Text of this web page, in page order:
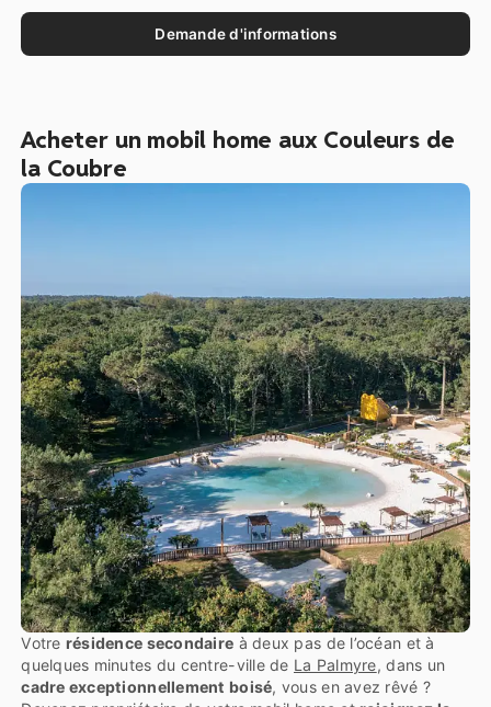
Demande d'informations
Acheter un mobil home aux Couleurs de
la Coubre
Votre résidence secondaire à deux pas de l’océan et à
quelques minutes du centre-ville de La Palmyre, dans un
cadre exceptionnellement boisé, vous en avez rêvé ?